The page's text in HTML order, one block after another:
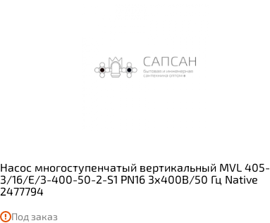
Насос многоступенчатый вертикальный MVL 405-
3/16/E/3-400-50-2-S1 PN16 3х400В/50 Гц Native
2477794
Под заказ